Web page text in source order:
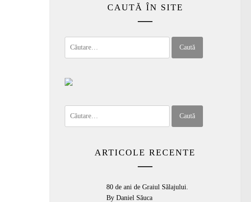
CAUTĂ ÎN SITE
ARTICOLE RECENTE
80 de ani de Graiul Sălajului.
By Daniel Săuca